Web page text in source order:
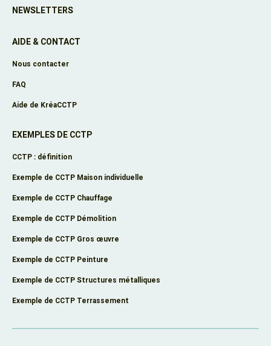
NEWSLETTERS
AIDE & CONTACT
Nous contacter
FAQ
Aide de KréaCCTP
EXEMPLES DE CCTP
CCTP : définition
Exemple de CCTP Maison individuelle
Exemple de CCTP Chauffage
Exemple de CCTP Démolition
Exemple de CCTP Gros œuvre
Exemple de CCTP Peinture
Exemple de CCTP Structures métalliques
Exemple de CCTP Terrassement